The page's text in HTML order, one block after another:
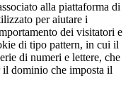
alla piattaforma di
per aiutare i
dei visitatori e
di tipo pattern, in cui il
di numeri e lettere, che
dominio che imposta il